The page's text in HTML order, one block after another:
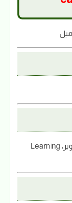
وظائف السودان، وظائف HR، تدريب وتطوير، Learning